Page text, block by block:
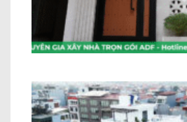
Nhà Phố 7 Tầng Chú
Hà Nội